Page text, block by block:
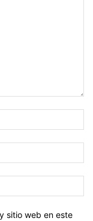
sitio web en este